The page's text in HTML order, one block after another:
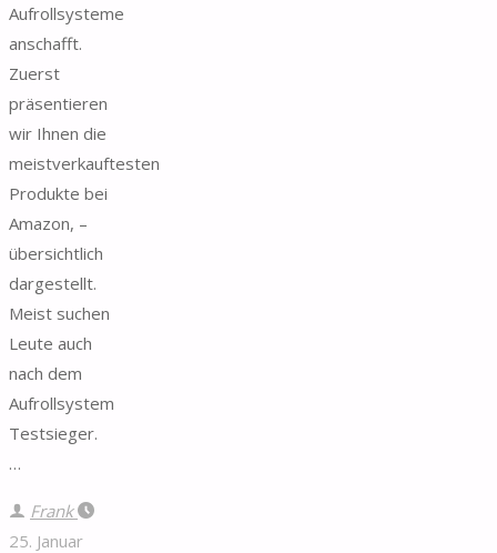
Aufrollsysteme
anschafft.
Zuerst
präsentieren
wir Ihnen die
meistverkauftesten
Produkte bei
Amazon, –
übersichtlich
dargestellt.
Meist suchen
Leute auch
nach dem
Aufrollsystem
Testsieger.
…
Frank
25. Januar